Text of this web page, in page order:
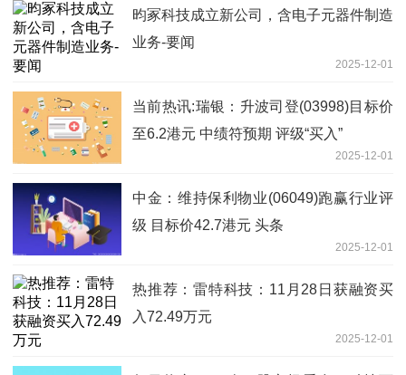
昀冢科技成立新公司，含电子元器件制造
业务-要闻
2025-12-01
当前热讯:瑞银：升波司登(03998)目标价
至6.2港元 中绩符预期 评级“买入”
2025-12-01
中金：维持保利物业(06049)跑赢行业评
级 目标价42.7港元 头条
2025-12-01
热推荐：雷特科技：11月28日获融资买
入72.49万元
2025-12-01